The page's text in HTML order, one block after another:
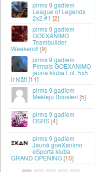
9 gadiem
League of Legends
2x2 #1 [2]
9 gadiem
GOEXANIMO
Teambuilder
Weekend! [9]
9 gadiem
Pirmais GOEXANIMO
jaunā kluba LoL 5x5
ir klāt! [11]
9 gadiem
Meklēju Boosteri [5]
9 gadiem
OSRS [4]
9 gadiem
Jaunā goeXanimo
eSporta kluba
GRAND OPENING [10]